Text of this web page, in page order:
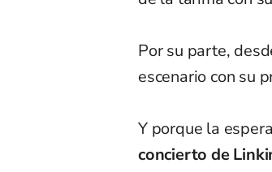
Por su parte,
escenario con su
Y porque la
concierto de